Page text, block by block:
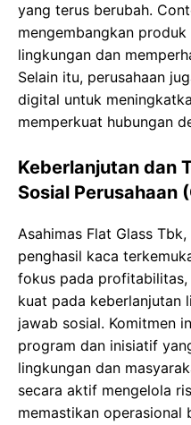
yang terus berubah.
mengembangkan
lingkungan dan
Selain itu, perusahaan
digital untuk
memperkuat hubungan
Keberlanjutan dan
Sosial Perusahaan
Asahimas Flat Glass
penghasil kaca
fokus pada
kuat pada keberlanjutan
jawab sosial. Komitmen
program dan inisiatif
lingkungan dan
secara aktif mengelola
memastikan operasional